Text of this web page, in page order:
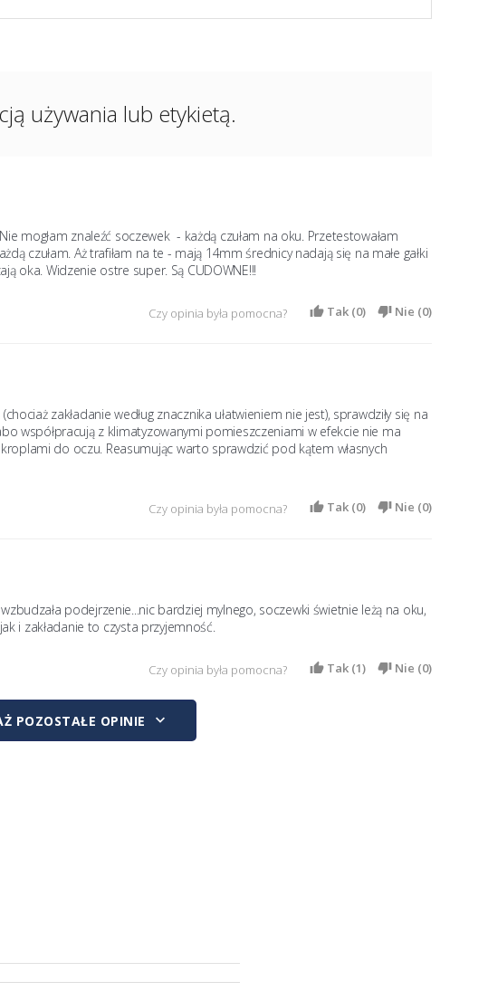
używania lub etykietą.
mogłam znaleźć soczewek  - każdą czułam na oku. Przetestowałam
czułam. Aż trafiłam na te - mają 14mm średnicy nadają się na małe gałki
oka. Widzenie ostre super. Są CUDOWNE!!!
Czy opinia była pomocna? Tak (0) Nie (0)
zakładanie według znacznika ułatwieniem nie jest), sprawdziły się na
współpracują z klimatyzowanymi pomieszczeniami w efekcie nie ma
do oczu. Reasumując warto sprawdzić pod kątem własnych
Czy opinia była pomocna? Tak (0) Nie (0)
podejrzenie...nic bardziej mylnego, soczewki świetnie leżą na oku,
i zakładanie to czysta przyjemność.
Czy opinia była pomocna? Tak (1) Nie (0)
POZOSTAŁE OPINIE keyboard_arrow_down